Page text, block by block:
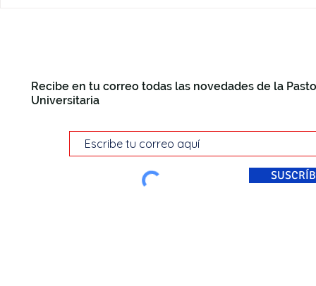
Recibe en tu correo todas las novedades de la
Universitaria